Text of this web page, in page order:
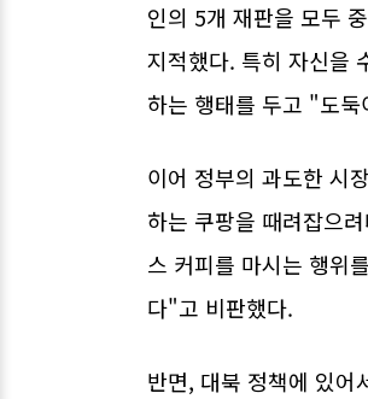
인의 5개 재판을 모두
지적했다. 특히 자신을
하는 행태를 두고 "도
이어 정부의 과도한 시
하는 쿠팡을 때려잡으
스 커피를 마시는 행위
다"고 비판했다.
반면, 대북 정책에 있어